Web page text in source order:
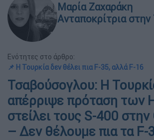
Μαρία Ζαχαράκη
Ανταποκρίτρια στην
Ενότητες στο άρθρο:
📌 Η Τουρκία δεν θέλει πια F-35, αλλά F-16
Τσαβούσογλου: Η
απέρριψε πρόταση των
στείλει τους S-400
– Δεν θέλουμε πια τα F-